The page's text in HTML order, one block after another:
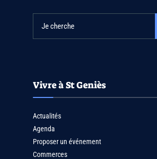
Vivre à St Geniès
Actualités
Agenda
Proposer un événement
Commerces